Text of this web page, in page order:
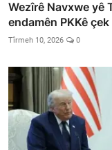
Wezîrê Navxwe yê
endamên PKKê
Tîrmeh 10, 2026 0